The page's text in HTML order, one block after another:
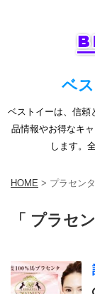
ベ
ベストイーは、信頼
品情報やお得なキ
します。
HOME > プラセンタ
「 プラセ